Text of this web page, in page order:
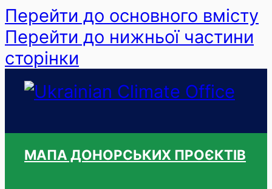
Перейти до основного вмісту
Перейти до нижньої частини
сторінки
МАПА ДОНОРСЬКИХ ПРОЄКТІВ